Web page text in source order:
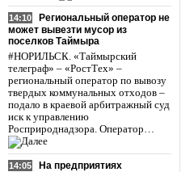
14:10
Региональный оператор не
может вывезти мусор из
поселков Таймыра
#НОРИЛЬСК. «Таймырский
телеграф» – «РостТех» –
региональный оператор по вывозу
твердых коммунальных отходов –
подало в краевой арбитражный суд
иск к управлению
Росприроднадзора. Оператор…
14:05
На предприятиях